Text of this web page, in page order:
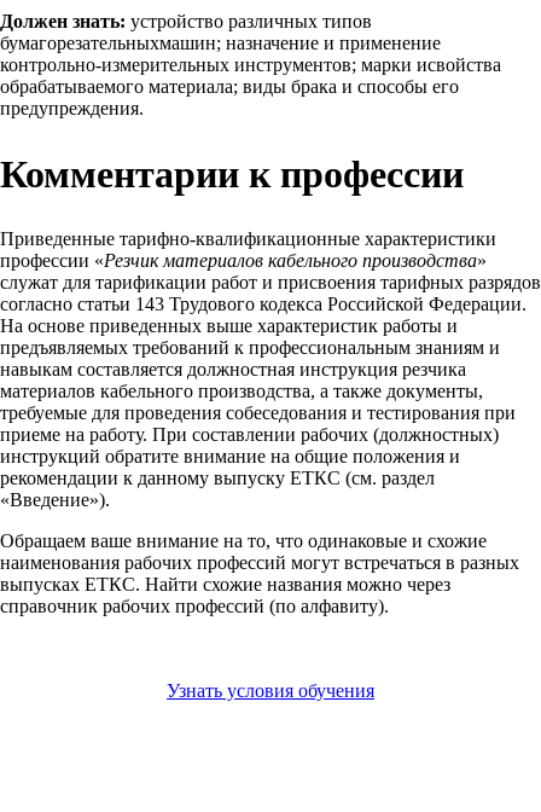
Должен знать: устройство различных типов
бумагорезательныхмашин; назначение и применение
контрольно-измерительных инструментов; марки исвойства
обрабатываемого материала; виды брака и способы его
предупреждения.
Комментарии к профессии
Приведенные тарифно-квалификационные характеристики
профессии «Резчик материалов кабельного производства»
служат для тарификации работ и присвоения тарифных разрядов
согласно статьи 143 Трудового кодекса Российской Федерации.
На основе приведенных выше характеристик работы и
предъявляемых требований к профессиональным знаниям и
навыкам составляется должностная инструкция резчика
материалов кабельного производства, а также документы,
требуемые для проведения собеседования и тестирования при
приеме на работу. При составлении рабочих (должностных)
инструкций обратите внимание на общие положения и
рекомендации к данному выпуску ЕТКС (см. раздел
«Введение»).
Обращаем ваше внимание на то, что одинаковые и схожие
наименования рабочих профессий могут встречаться в разных
выпусках ЕТКС. Найти схожие названия можно через
справочник рабочих профессий (по алфавиту).
Узнать условия обучения